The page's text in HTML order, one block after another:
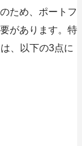
ため、ポートフ
があります。特
、以下の3点に